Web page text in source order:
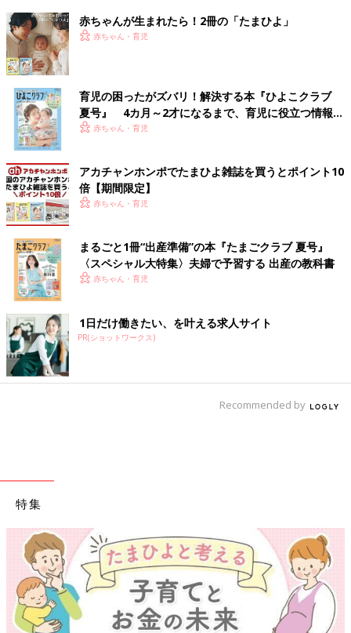
赤ちゃんが生まれたら！2冊の「たまひよ」
赤ちゃん・育児
育児の困ったがズバリ！解決する本『ひよこクラブ
夏号』 4カ月～2才になるまで、育児に役立つ情報が
いっぱい！
赤ちゃん・育児
アカチャンホンポでたまひよ雑誌を買うとポイント10
倍【期間限定】
赤ちゃん・育児
まるごと1冊“出産準備”の本『たまごクラブ 夏号』
〈スペシャル大特集〉夫婦で予習する 出産の教科書
赤ちゃん・育児
1日だけ働きたい、を叶える求人サイト
PR(ショットワークス)
Recommended by
特集